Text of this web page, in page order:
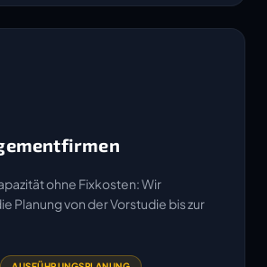
ohne Fixkosten: Wir
Planung von der Vorstudie bis zur